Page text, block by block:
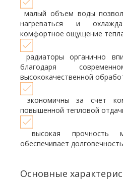
малый объем воды
нагреваться и
комфортное ощущение
радиаторы органично
благодаря
высококачественной
экономичны за счет
повышенной тепловой
высокая прочность
обеспечивает
Основные